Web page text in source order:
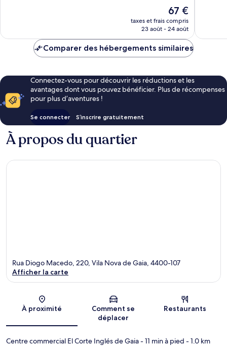
Le
nouveau
prix
de
67 €
taxes et frais compris
23 août - 24 août
Comparer des hébergements similaires
Connectez-vous pour découvrir les réductions et les
avantages dont vous pouvez bénéficier. Plus de récompenses
pour plus d’aventures !
Se connecter S’inscrire gratuitement
À propos du quartier
Carte
Rua Diogo Macedo, 220, Vila Nova de Gaia, 4400-107
Afficher la carte
À proximité
Comment se
déplacer
Restaurants
Centre commercial El Corte Inglés de Gaia- 11 min à pied - 1.0 km